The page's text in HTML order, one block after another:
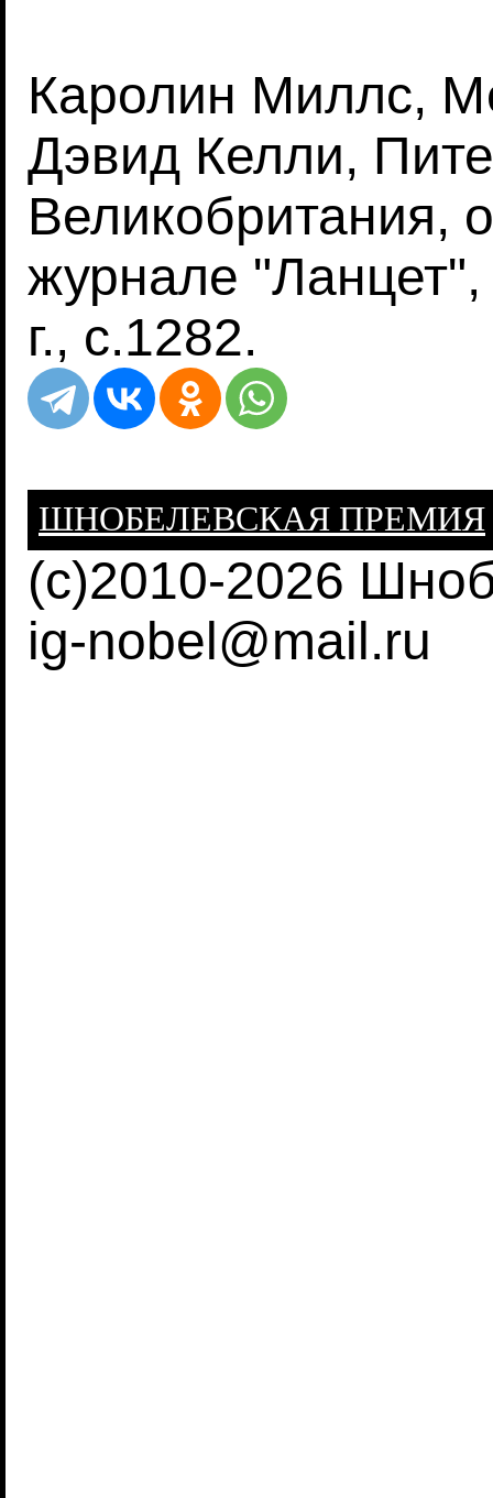
Каролин Миллс,
Дэвид Келли,
Великобритания,
журнале
г., с.1282.
ШНОБЕЛЕВСКАЯ ПРЕМИЯ
(c)2010-2026
ig-nobel@mail.ru